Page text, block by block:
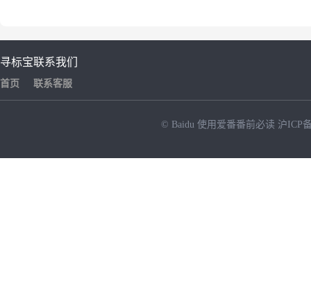
寻标宝
首页
联系我们
联系客服
© Baidu 使用爱番番前必读 沪ICP